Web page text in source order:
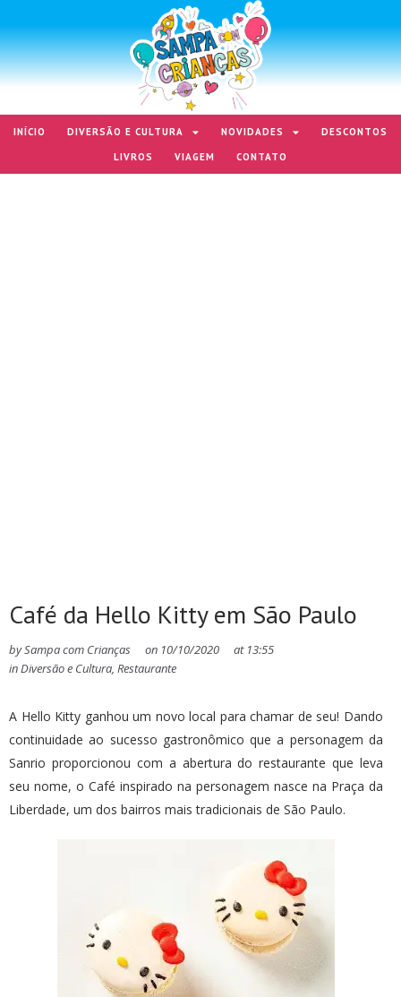
INÍCIO DIVERSÃO E CULTURA NOVIDADES
DESCONTOS
LIVROS
VIAGEM CONTATO
Café da Hello Kitty em São Paulo
bySampa com Crianças on 10/10/2020 at 13:55
inDiversão e Cultura, Restaurante
A Hello Kitty ganhou um novo local para chamar de seu! Dando
continuidade ao sucesso gastronômico que a personagem da
Sanrio proporcionou com a abertura do restaurante que leva
seu nome, o Café inspirado na personagem nasce na Praça da
Liberdade, um dos bairros mais tradicionais de São Paulo.